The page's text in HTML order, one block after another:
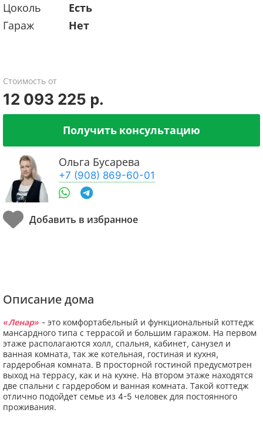
Цоколь
Есть
Гараж
Нет
Стоимость от
12 093 225 р.
Получить консультацию
Ольга Бусарева
+7 (908) 869-60-01
Описание дома
«Ленар» - это комфортабельный и функциональный коттедж
мансардного типа с террасой и большим гаражом. На первом
этаже располагаются холл, спальня, кабинет, санузел и
ванная комната, так же котельная, гостиная и кухня,
гардеробная комната. В просторной гостиной предусмотрен
выход на террасу, как и на кухне. На втором этаже находятся
две спальни с гардеробом и ванная комната. Такой коттедж
отлично подойдет семье из 4-5 человек для постоянного
проживания.